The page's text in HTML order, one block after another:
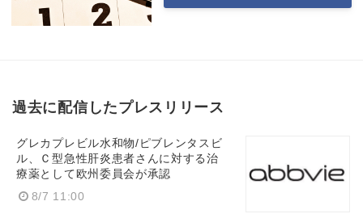
過去に配信したプレスリリース
グレカプレビル水和物/ピブレンタスビ
ル、Ｃ型急性肝炎患者さんに対する治
療薬として欧州委員会が承認
8/7 11:00